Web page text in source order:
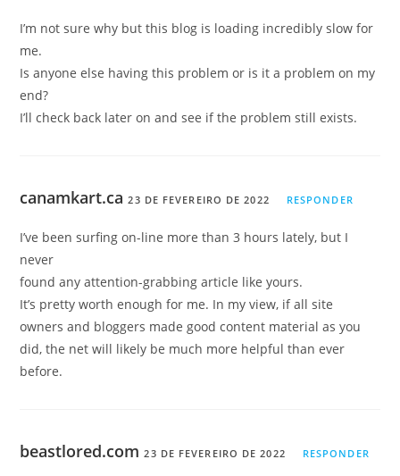
I’m not sure why but this blog is loading incredibly slow for
me.
Is anyone else having this problem or is it a problem on my
end?
I’ll check back later on and see if the problem still exists.
canamkart.ca 23 DE FEVEREIRO DE 2022 RESPONDER
I’ve been surfing on-line more than 3 hours lately, but I
never
found any attention-grabbing article like yours.
It’s pretty worth enough for me. In my view, if all site
owners and bloggers made good content material as you
did, the net will likely be much more helpful than ever
before.
beastlored.com 23 DE FEVEREIRO DE 2022 RESPONDER